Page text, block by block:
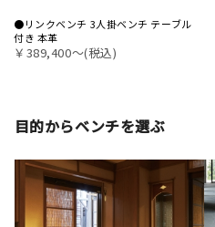
●リンクベンチ 3人掛ベンチ テーブル
付き 本革
￥389,400〜(税込)
目的からベンチを選ぶ